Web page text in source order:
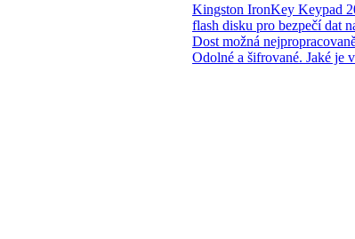
Kingston IronKey Keypad
flash disku pro bezpečí dat
Dost možná
Odolné a šifrované. Jaké je